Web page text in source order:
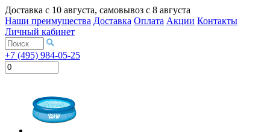
Доставка с 10 августа, самовывоз с 8 августа
Наши преимущества Доставка Оплата Акции Контакты
Личный кабинет
+7 (495) 984-05-25